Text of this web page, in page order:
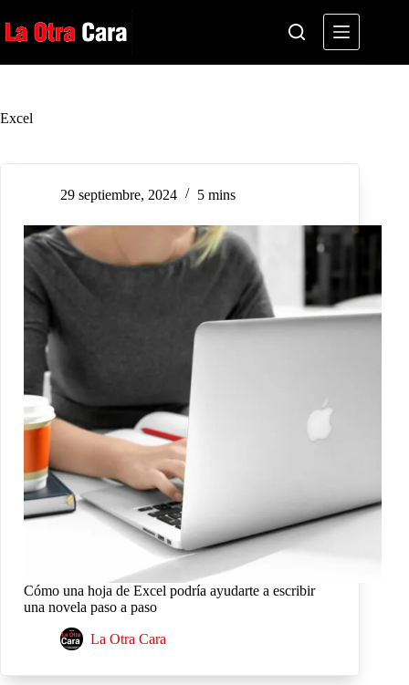
al
contenido
Excel
29 septiembre, 2024 5 mins
Cómo una hoja de Excel podría ayudarte a escribir
una novela paso a paso
La Otra Cara